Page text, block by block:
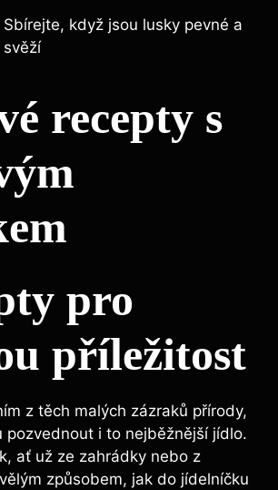
Sbírejte, když jsou lusky pevné a
svěží
recepty s
pro
příležitost
z těch malých zázraků přírody,
pozvednout i to nejběžnější jídlo.
ať už ze zahrádky nebo z
způsobem, jak do jídelníčku